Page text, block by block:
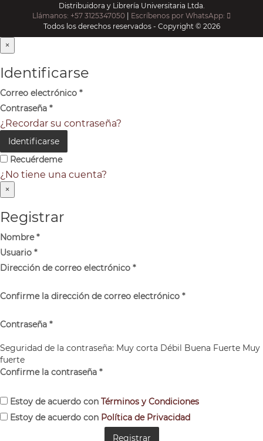
Distribuidora y Librería Universitaria Ltda.
Llámanos: +57 3125347050 | Escríbenos por WhatsApp:
Todos los derechos reservados - Copyright © 2026
×
Identificarse
Correo electrónico *
Contraseña *
¿Recordar su contraseña?
Identificarse
Recuérdeme
¿No tiene una cuenta?
×
Registrar
Nombre*
Usuario *
Dirección de correo electrónico *
Confirme la dirección de correo electrónico *
Contraseña *
Seguridad de la contraseña: Muy corta Débil Buena Fuerte Muy
fuerte
Confirme la contraseña *
Estoy de acuerdo con Términos y Condiciones
Estoy de acuerdo con Política de Privacidad
Registrar